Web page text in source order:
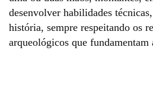
desenvolver habilidades
história, sempre respeitando os
arqueológicos que fundamentam